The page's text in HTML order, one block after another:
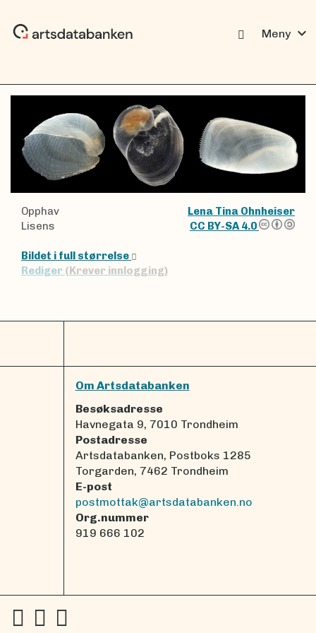
Meny expand_more
Opphav
Lena Tina Ohnheiser
Lisens
CC BY-SA 4.0
Bildet i full størrelse
Rediger (Krever innlogging)
Om Artsdatabanken
Besøksadresse
Havnegata 9, 7010 Trondheim
Postadresse
Artsdatabanken, Postboks 1285
Torgarden, 7462 Trondheim
E-post
postmottak@artsdatabanken.no
Org.nummer
919 666 102